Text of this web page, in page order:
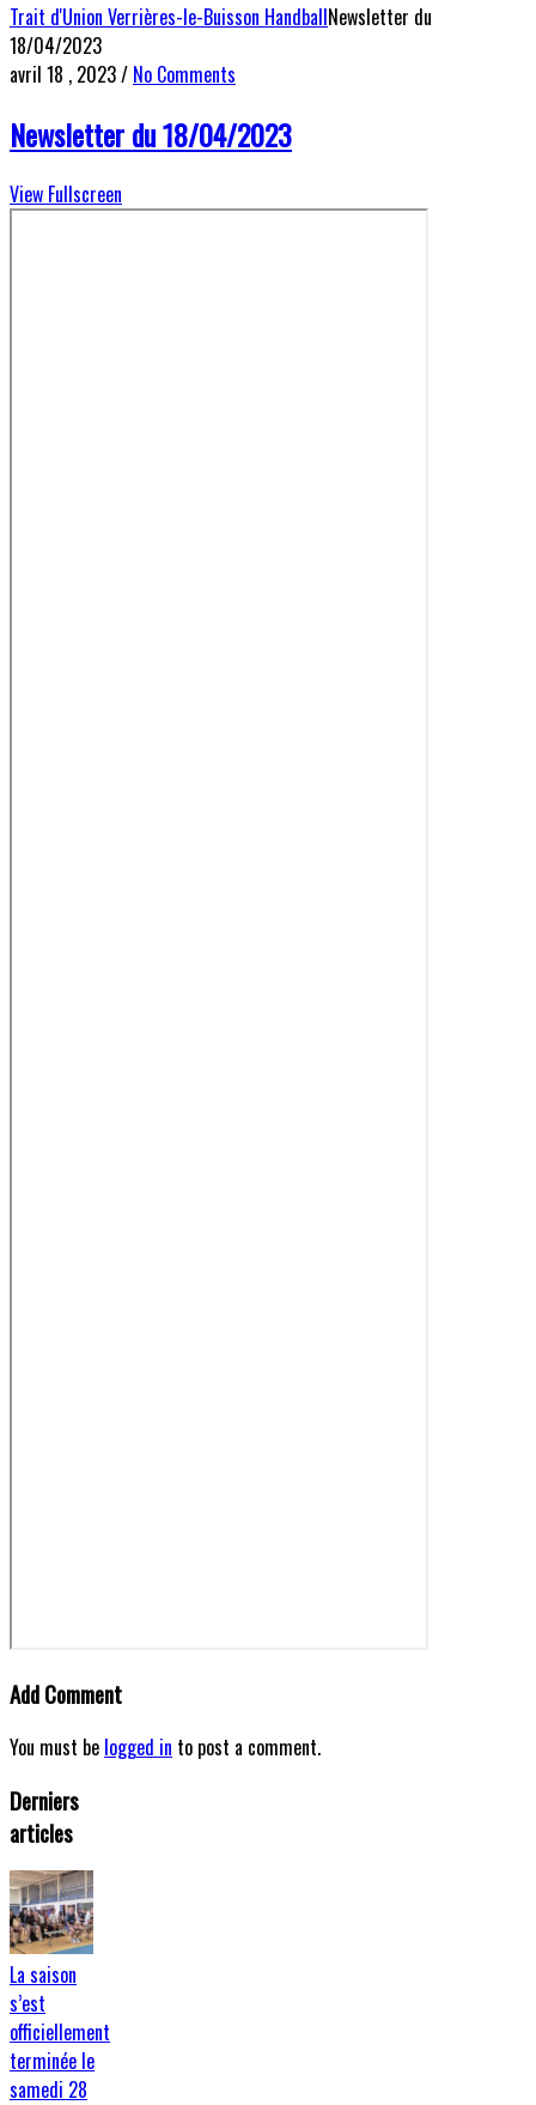
Trait d'Union Verrières-le-Buisson HandballNewsletter du
18/04/2023
avril 18 , 2023/ No Comments
Newsletter du 18/04/2023
View Fullscreen
Add Comment
You must be logged in to post a comment.
Derniers
articles
La saison
s’est
officiellement
terminée le
samedi 28